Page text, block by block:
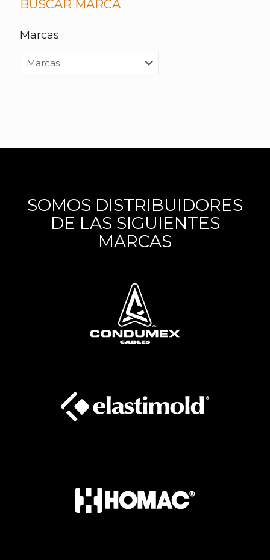
BUSCAR MARCA
Marcas
SOMOS DISTRIBUIDORES
DE LAS SIGUIENTES
MARCAS